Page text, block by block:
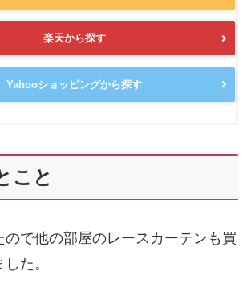
楽天から探す
Yahooショッピングから探す
こと
ので他の部屋のレースカーテンも買
た。